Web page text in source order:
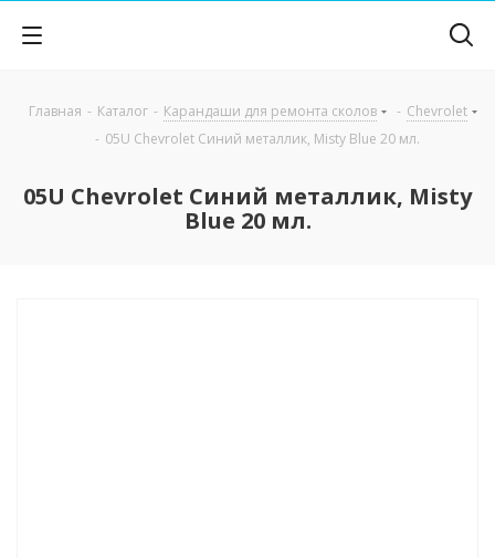
Главная - Каталог - Карандаши для ремонта сколов - Chevrolet
- 05U Chevrolet Синий металлик, Misty Blue 20 мл.
05U Chevrolet Синий металлик, Misty
Blue 20 мл.